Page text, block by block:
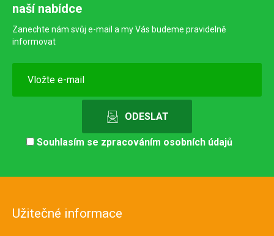
naší nabídce
Zanechte nám svůj e-mail a my Vás budeme pravidelně
informovat
Souhlasím se zpracováním osobních údajů
Užitečné informace